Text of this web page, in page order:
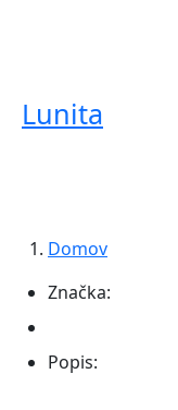
Lunita
Domov
Značka:
Popis: